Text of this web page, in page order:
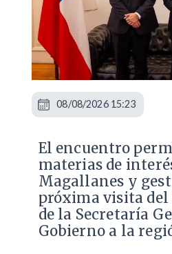
El encuentro
materias de
Magallanes y
próxima visita del
de la Secretaría
Gobierno a la
08/08/2026 15:23